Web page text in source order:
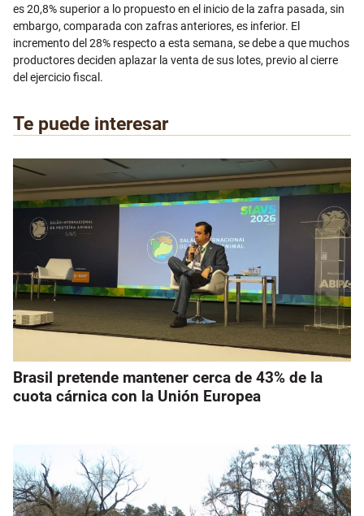
es 20,8% superior a lo propuesto en el inicio de la zafra pasada, sin
embargo, comparada con zafras anteriores, es inferior. El
incremento del 28% respecto a esta semana, se debe a que muchos
productores deciden aplazar la venta de sus lotes, previo al cierre
del ejercicio fiscal.
Te puede interesar
Brasil pretende mantener cerca de 43% de la
cuota cárnica con la Unión Europea